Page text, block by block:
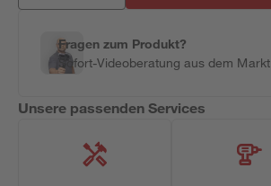
Fragen zum Produkt?
Sofort-Videoberatung aus dem Markt
Unsere passenden Services